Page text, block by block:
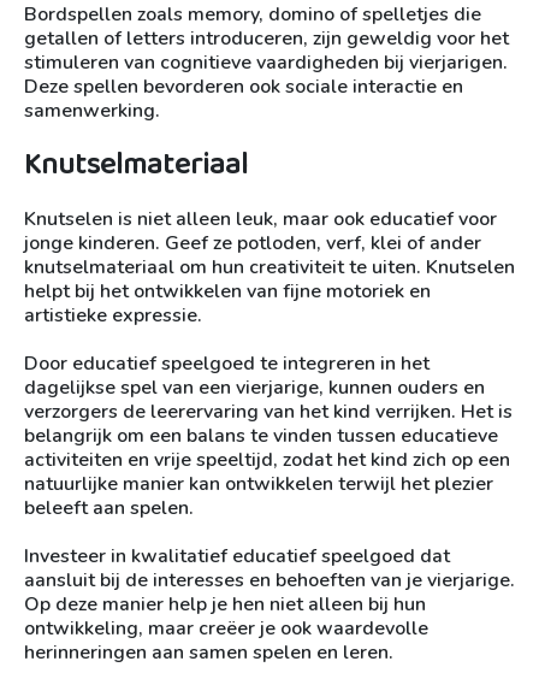
Bordspellen zoals memory, domino of spelletjes die
getallen of letters introduceren, zijn geweldig voor het
stimuleren van cognitieve vaardigheden bij vierjarigen.
Deze spellen bevorderen ook sociale interactie en
samenwerking.
Knutselmateriaal
Knutselen is niet alleen leuk, maar ook educatief voor
jonge kinderen. Geef ze potloden, verf, klei of ander
knutselmateriaal om hun creativiteit te uiten. Knutselen
helpt bij het ontwikkelen van fijne motoriek en
artistieke expressie.
Door educatief speelgoed te integreren in het
dagelijkse spel van een vierjarige, kunnen ouders en
verzorgers de leerervaring van het kind verrijken. Het is
belangrijk om een balans te vinden tussen educatieve
activiteiten en vrije speeltijd, zodat het kind zich op een
natuurlijke manier kan ontwikkelen terwijl het plezier
beleeft aan spelen.
Investeer in kwalitatief educatief speelgoed dat
aansluit bij de interesses en behoeften van je vierjarige.
Op deze manier help je hen niet alleen bij hun
ontwikkeling, maar creëer je ook waardevolle
herinneringen aan samen spelen en leren.